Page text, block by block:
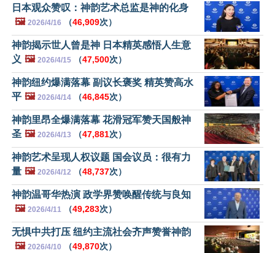
日本观众赞叹：神韵艺术总监是神的化身
🖼️ 2026/4/16 （46,909次）
神韵揭示世人曾是神 日本精英感悟人生意
义 🖼️ 2026/4/15 （47,500次）
神韵纽约爆满落幕 副议长褒奖 精英赞高水
平 🖼️ 2026/4/14 （46,845次）
神韵里昂全爆满落幕 花滑冠军赞天国般神
圣 🖼️ 2026/4/13 （47,881次）
神韵艺术呈现人权议题 国会议员：很有力
量 🖼️ 2026/4/12 （48,737次）
神韵温哥华热演 政学界赞唤醒传统与良知
🖼️ 2026/4/11 （49,283次）
无惧中共打压 纽约主流社会齐声赞誉神韵
🖼️ 2026/4/10 （49,870次）